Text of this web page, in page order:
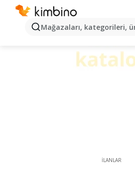
Mağazaları, kategorileri,
İLANLAR